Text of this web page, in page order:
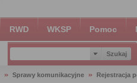
RWD WKSP Pomoc
Sprawy komunikacyjne Rejestracja